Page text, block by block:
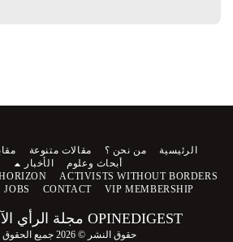
OPINEDIGEST مجلة الرأي الآخر الالكترونية
حقوق النشر © 2026 جميع الحقوق محفوظة
الرئيسية من نحن ؟ مقالات متنوعة
أبحاث وعلوم
الأخبار
ACTIVISTS WITHOUT BORDERS
HORIZON
VIP MEMBERSHIP
CONTACT
JOBS